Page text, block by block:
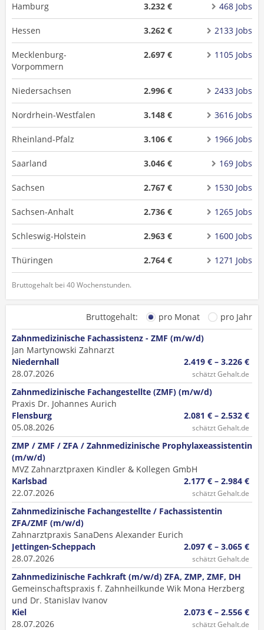
Hamburg 3.232 € 468 Jobs
Hessen 3.262 € 2133 Jobs
Mecklenburg-
Vorpommern
2.697 € 1105 Jobs
Niedersachsen 2.996 € 2433 Jobs
Nordrhein-Westfalen 3.148 € 3616 Jobs
Rheinland-Pfalz 3.106 € 1966 Jobs
Saarland 3.046 € 169 Jobs
Sachsen 2.767 € 1530 Jobs
Sachsen-Anhalt 2.736 € 1265 Jobs
Schleswig-Holstein 2.963 € 1600 Jobs
Thüringen 2.764 € 1271 Jobs
Bruttogehalt bei 40 Wochenstunden.
Bruttogehalt: pro Monat
pro Jahr
Zahnmedizinische Fachassistenz - ZMF (m/w/d)
Jan Martynowski Zahnarzt
Niedernhall
28.07.2026
2.419 € – 3.226 €
schätzt Gehalt.de
Zahnmedizinische Fachangestellte (ZMF) (m/w/d)
Praxis Dr. Johannes Aurich
Flensburg
05.08.2026
2.081 € – 2.532 €
schätzt Gehalt.de
ZMP / ZMF / ZFA / Zahnmedizinische Prophylaxeassistentin
(m/w/d)
MVZ Zahnarztpraxen Kindler & Kollegen GmbH
Karlsbad
22.07.2026
2.177 € – 2.984 €
schätzt Gehalt.de
Zahnmedizinische Fachangestellte / Fachassistentin
ZFA/ZMF (m/w/d)
Zahnarztpraxis SanaDens Alexander Eurich
Jettingen-Scheppach
28.07.2026
2.097 € – 3.065 €
schätzt Gehalt.de
Zahnmedizinische Fachkraft (m/w/d) ZFA, ZMP, ZMF, DH
Gemeinschaftspraxis f. Zahnheilkunde Wik Mona Herzberg
und Dr. Stanislav Ivanov
Kiel
28.07.2026
2.073 € – 2.556 €
schätzt Gehalt.de